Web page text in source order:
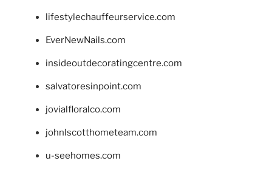
lifestylechauffeurservice.com
EverNewNails.com
insideoutdecoratingcentre.com
salvatoresinpoint.com
jovialfloralco.com
johnlscotthometeam.com
u-seehomes.com